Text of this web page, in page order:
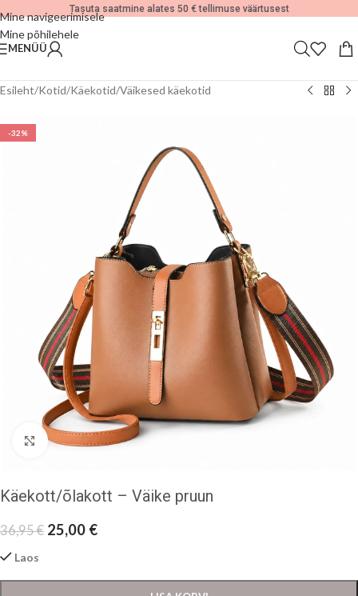
Mine navigeerimisele
Mine põhilehele
Tasuta saatmine alates 50 € tellimuse väärtusest
MENÜÜ
Esileht/Kotid/Käekotid/Väikesed käekotid
-32%
Klõpsake suurendamiseks
Käekott/õlakott – Väike pruun
36,95€ 25,00 €
Laos